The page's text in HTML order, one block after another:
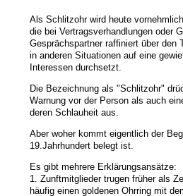
Als Schlitzohr wird heute
die bei Vertragsverhandlungen oder
Gesprächspartner raffiniert über den
in anderen Situationen auf eine
Interessen durchsetzt.
Die Bezeichnung als "Schlitzohr"
Warnung vor der Person als auch
deren Schlauheit aus.
Aber woher kommt eigentlich der
19.Jahrhundert belegt ist.
Es gibt mehrere Erklärungsansätze:
1. Zunftmitglieder trugen früher als
häufig einen goldenen Ohrring mit